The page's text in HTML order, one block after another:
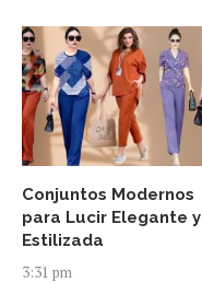
Conjuntos Modernos
para Lucir Elegante y
Estilizada
3:31 pm